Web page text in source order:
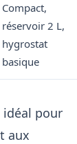
Compact,
réservoir 2 L,
hygrostat
basique
pour
aux